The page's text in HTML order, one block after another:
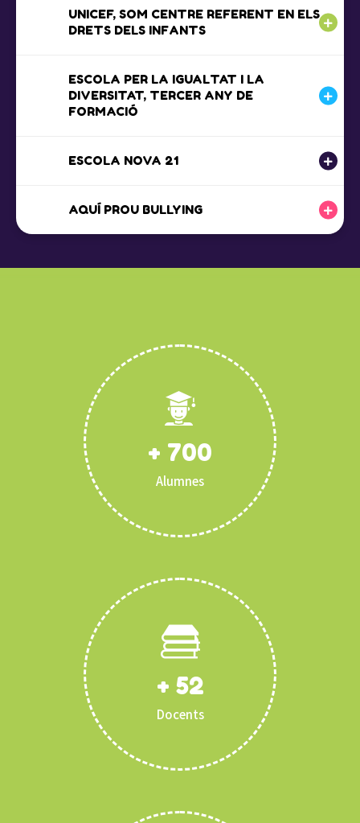
UNICEF, SOM CENTRE REFERENT EN ELS
DRETS DELS INFANTS
ESCOLA PER LA IGUALTAT I LA
DIVERSITAT, TERCER ANY DE
FORMACIÓ
ESCOLA NOVA 21
AQUÍ PROU BULLYING
+ 700
Alumnes
+ 52
Docents